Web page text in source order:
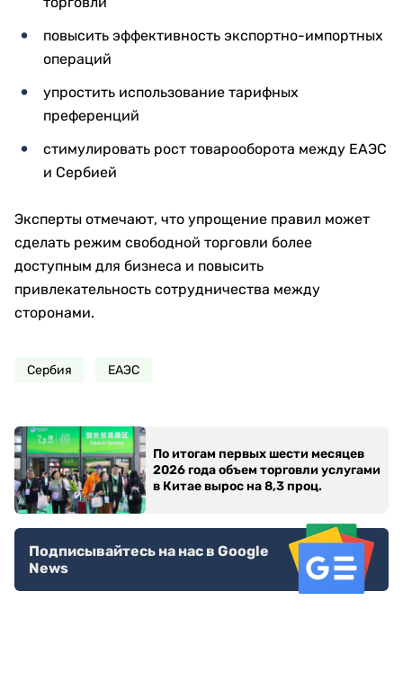
повысить эффективность экспортно-импортных
операций
упростить использование тарифных
преференций
стимулировать рост товарооборота между ЕАЭС
и Сербией
Эксперты отмечают, что упрощение правил может
сделать режим свободной торговли более
доступным для бизнеса и повысить
привлекательность сотрудничества между
сторонами.
Сербия ЕАЭС
По итогам первых шести месяцев
2026 года объем торговли услугами
в Китае вырос на 8,3 проц.
Подписывайтесь на нас в Google
News